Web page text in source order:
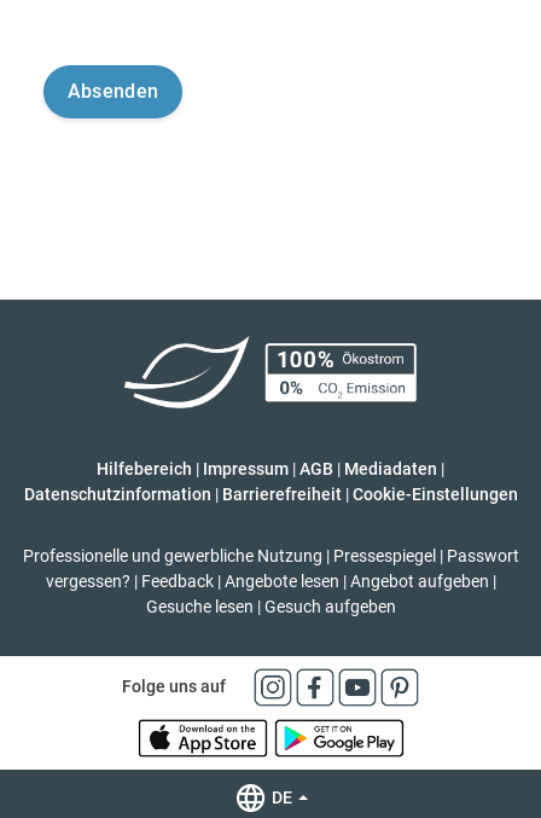
Hilfebereich | Impressum |AGB | Mediadaten |
Datenschutzinformation | Barrierefreiheit | Cookie-Einstellungen
Professionelle und gewerbliche Nutzung | Pressespiegel | Passwort
vergessen? | Feedback | Angebote lesen | Angebot aufgeben |
Gesuche lesen | Gesuch aufgeben
Folge uns auf
DE